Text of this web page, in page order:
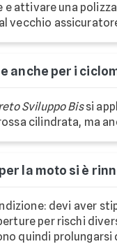
attivare una
vecchio
anche per i
Sviluppo Bissi
cilindrata, ma
la moto si è
devi aver
per rischi
quindi